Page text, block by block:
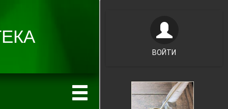
ВОЙТИ